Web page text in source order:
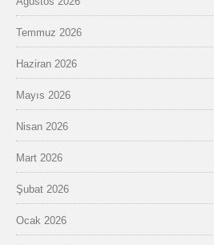
Temmuz 2026
Haziran 2026
Mayıs 2026
Nisan 2026
Mart 2026
Şubat 2026
Ocak 2026